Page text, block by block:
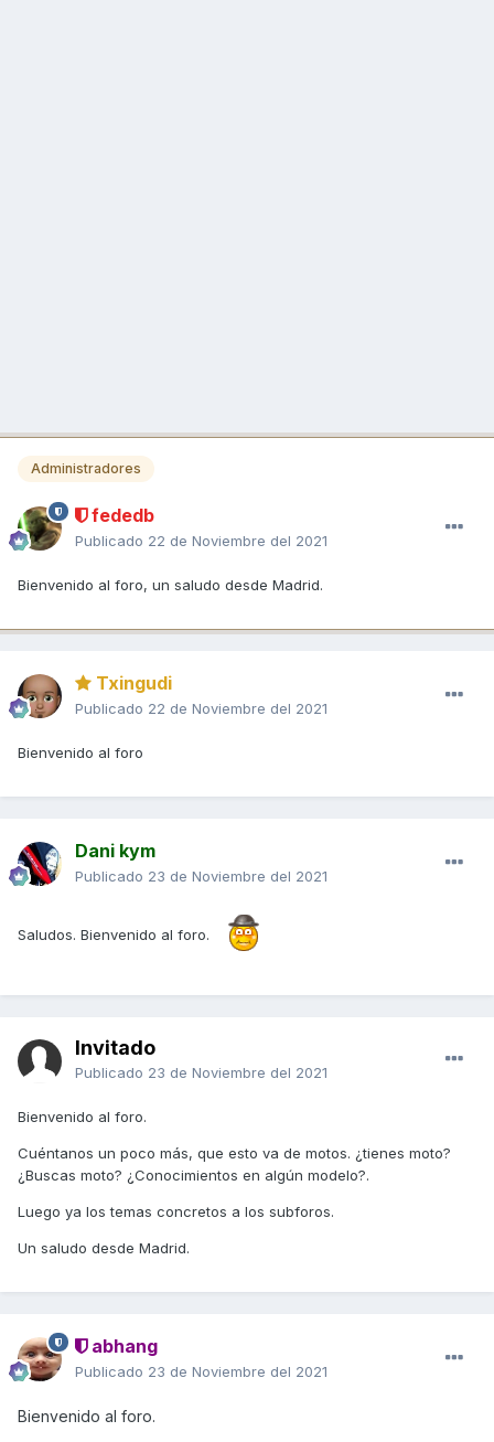
Administradores
fededb
Publicado 22 de Noviembre del 2021
Bienvenido al foro, un saludo desde Madrid.
Txingudi
Publicado 22 de Noviembre del 2021
Bienvenido al foro
Dani kym
Publicado 23 de Noviembre del 2021
Saludos. Bienvenido al foro.
Invitado
Publicado 23 de Noviembre del 2021
Bienvenido al foro.
Cuéntanos un poco más, que esto va de motos. ¿tienes moto?
¿Buscas moto? ¿Conocimientos en algún modelo?.
Luego ya los temas concretos a los subforos.
Un saludo desde Madrid.
abhang
Publicado 23 de Noviembre del 2021
Bienvenido al foro.